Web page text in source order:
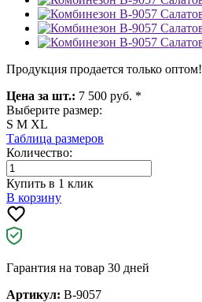
Продукция продается только оптом!
Цена за шт.: 7 500 руб. *
Выберите размер:
S M XL
Таблица размеров
Количество:
Купить в 1 клик
В корзину
Гарантия на товар 30 дней
Артикул: B-9057